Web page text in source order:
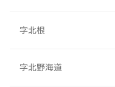
字北根
字北野海道